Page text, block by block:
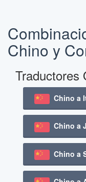
Chino y
Traductores
Chino a
Chino a
Chino a